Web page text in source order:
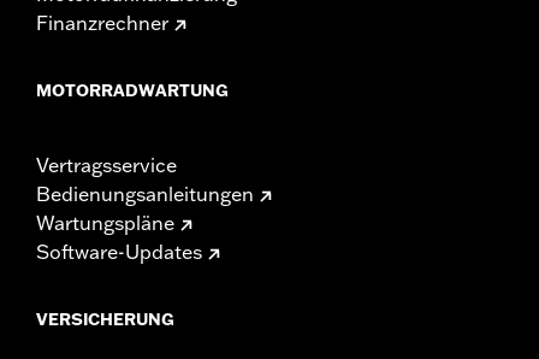
Finanzrechner
MOTORRADWARTUNG
Vertragsservice
Bedienungsanleitungen
Wartungspläne
Software-Updates
VERSICHERUNG